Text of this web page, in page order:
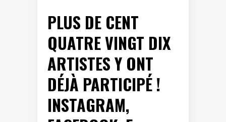
PLUS DE CENT
QUATRE VINGT DIX
ARTISTES Y ONT
DÉJÀ PARTICIPÉ !
INSTAGRAM,